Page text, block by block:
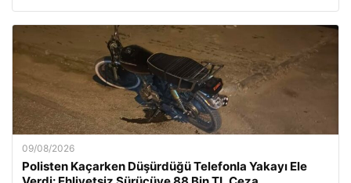
09/08/2026
Polisten Kaçarken Düşürdüğü Telefonla Yakayı Ele